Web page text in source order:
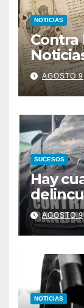
NOTICIAS
Contra
AGOSTO
SUCESOS
Hay
AGOSTO
NOTICIAS